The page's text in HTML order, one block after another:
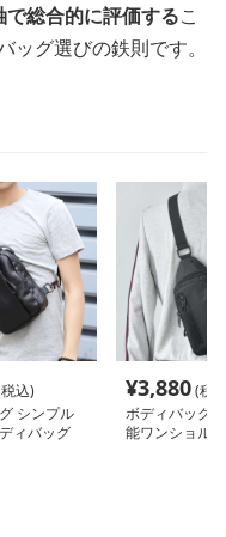
で総合的に評価するこ
グ選びの鉄則です。
込)
シンプル
ィバッグ
¥3,880(税
ボディバッグ
能ワンショル